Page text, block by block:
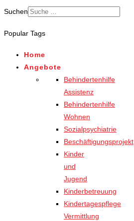
Suchen
for results.
Popular Tags
Home
Angebote
Behindertenhilfe
Assistenz
Behindertenhilfe
Wohnen
Sozialpsychiatrie
Beschäftigungsprojekt
Kinder
und
Jugend
Kinderbetreuung
Kindertagespflege
Vermittlung